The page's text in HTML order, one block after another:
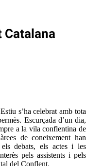
Catalana
s’ha celebrat amb tota
Escurçada d’un dia,
a la vila conflentina de
de coneixement han
debats, els actes i les
pels assistents i pels
del Conflent.